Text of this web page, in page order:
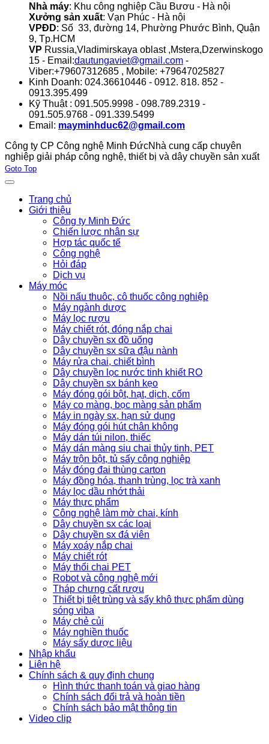
Nhà máy: Khu công nghiệp Cầu Bươu - Hà nội
Xưởng sản xuất: Vạn Phúc - Hà nội
VPĐD: Số 33, đường 14, Phường Phước Bình, Quận
9, Tp.HCM
VP Russia,Vladimirskaya oblast ,Mstera,Dzerwinskogo
15 - Email:dautungaviet@gmail.com -
Viber:+79607312685 , Mobile: +79647025827
Kinh Doanh: 024.36610446 - 0912. 818. 852 -
0913.395.499
Kỹ Thuật : 091.505.9998 - 098.789.2319 -
091.505.9768 - 091.339.5499
Email: mayminhduc62@gmail.com
Công ty CP Công nghệ Minh ĐứcNhà cung cấp chuyên
nghiệp giải pháp công nghệ, thiết bị và dây chuyền sản xuất
Joomla! 3 Templates
Goto Top
Trang chủ
Giới thiệu
Công ty Minh Đức
Chiến lược nhân sự
Hợp tác quốc tế
Công nghệ
Hỏi đáp
Dịch vụ
Máy móc
Nồi nấu thuôc, cô thuốc công nghiệp
Máy ngành dược
Máy lọc rượu
Máy chiết rót, đóng nắp chai
Dây chuyền sx đồ uống
Dây chuyền sx sữa đậu nành
Máy rửa chai, chiết bình
Dây chuyền lọc nước tinh khiết RO
Dây chuyền sx bánh kẹo
Máy đóng gói bột, hạt, dịch, cốm
Máy co màng, bọc màng sản phẩm
Máy in ngày sx, hạn sử dụng
Máy đóng gói hút chân không
Máy dán túi nilon, thiếc
Máy dán màng siu chai thủy tinh, PET
Máy trộn bột, tủ sấy công nghiệp
Máy đóng đai thùng carton
Máy đồng hóa, thanh trùng, lọc trà xanh
Máy lọc dầu nhớt thải
Máy thực phẩm
Công nghệ làm mờ chai, kính
Dây chuyền sx các loại
Dây chuyền sx đá viên
Máy xoáy nắp chai
Máy chiết rót
Máy thổi chai PET
Robot và công nghệ mới
Tháp chưng cất rượu
Thiết bị tiệt trùng và sấy khô thực phẩm dùng
sóng viba
Máy chẻ củi
Máy nghiền thuốc
Máy sấy dược liệu
Nhập khẩu
Liên hệ
Chính sách & quy định chung
Hình thức thanh toán và giao hàng
Chính sách đổi trả và hoàn tiền
Chính sách bảo mật thông tin
Video clip